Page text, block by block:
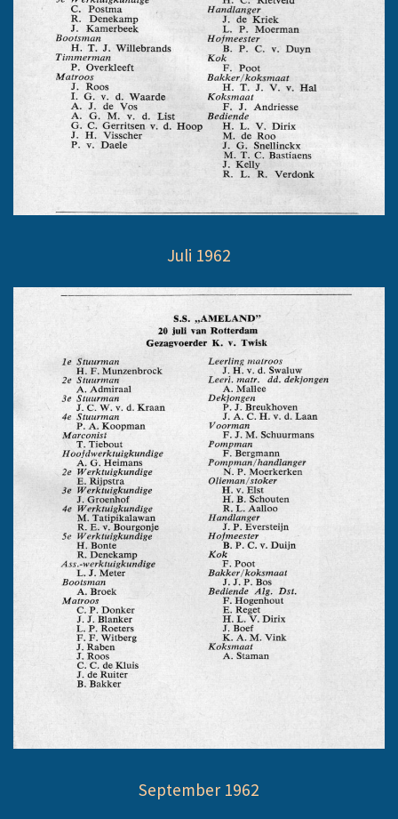
Juli 1962
September 1962